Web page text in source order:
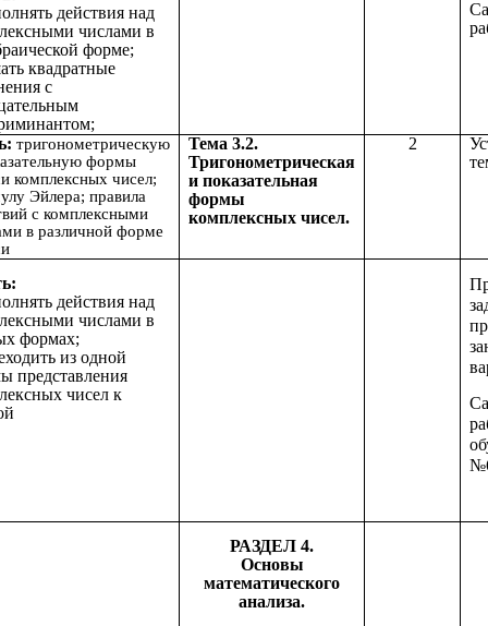
действия над
числами в
форме;
квадратные
с
тригонометрическую
формы
комплексных чисел;
Эйлера; правила
с комплексными
в различной форме
Тема 3.2.
Тригонометрическая
и показательная
формы
комплексных чисел.
2
действия над
числами в
формах;
из одной
представления
чисел к
РАЗДЕЛ 4.
Основы
математического
анализа.